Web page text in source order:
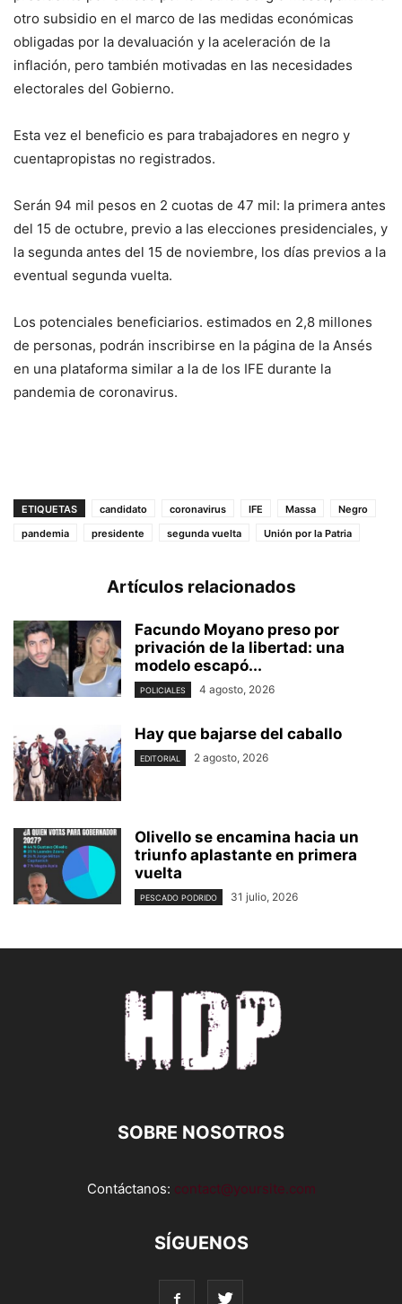
otro subsidio en el marco de las medidas económicas
obligadas por la devaluación y la aceleración de la
inflación, pero también motivadas en las necesidades
electorales del Gobierno.
Esta vez el beneficio es para trabajadores en negro y
cuentapropistas no registrados.
Serán 94 mil pesos en 2 cuotas de 47 mil: la primera antes
del 15 de octubre, previo a las elecciones presidenciales, y
la segunda antes del 15 de noviembre, los días previos a la
eventual segunda vuelta.
Los potenciales beneficiarios. estimados en 2,8 millones
de personas, podrán inscribirse en la página de la Ansés
en una plataforma similar a la de los IFE durante la
pandemia de coronavirus.
ETIQUETAS candidato coronavirus IFE Massa
Negro
pandemia
presidente segunda vuelta Unión por la Patria
Artículos relacionados
Facundo Moyano preso por
privación de la libertad: una
modelo escapó...
POLICIALES 4 agosto, 2026
Hay que bajarse del caballo
EDITORIAL 2 agosto, 2026
Olivello se encamina hacia un
triunfo aplastante en primera
vuelta
PESCADO PODRIDO 31 julio, 2026
SOBRE NOSOTROS
Contáctanos: contact@yoursite.com
SÍGUENOS